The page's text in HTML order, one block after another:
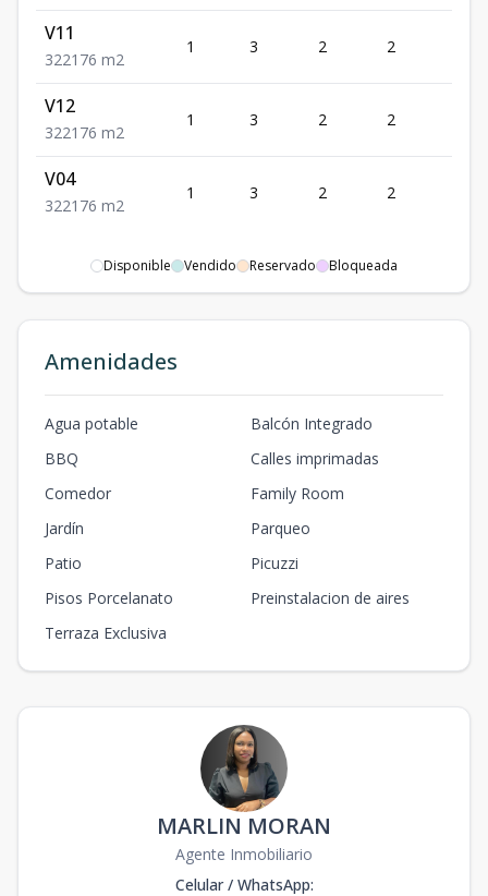
V11
322176 m2
1 3 2 2
V12
322176 m2
1 3 2 2
V04
322176 m2
1 3 2 2
Disponible Vendido Reservado Bloqueada
Amenidades
Agua potable
Balcón Integrado
BBQ
Calles imprimadas
Comedor
Family Room
Jardín
Parqueo
Patio
Picuzzi
Pisos Porcelanato
Preinstalacion de aires
Terraza Exclusiva
MARLIN MORAN
Agente Inmobiliario
Celular / WhatsApp: